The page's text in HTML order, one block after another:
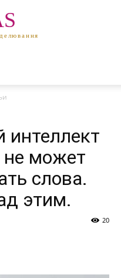
интеллект
не может
слова.
этим.
20